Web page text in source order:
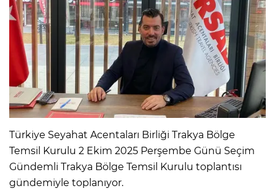
Türkiye Seyahat Acentaları Birliği Trakya Bölge
Temsil Kurulu 2 Ekim 2025 Perşembe Günü Seçim
Gündemli Trakya Bölge Temsil Kurulu toplantısı
gündemiyle toplanıyor.